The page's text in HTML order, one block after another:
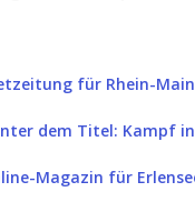
für Rhein-Main
dem Titel: Kampf
Magazin für